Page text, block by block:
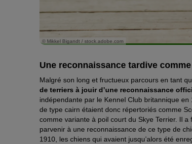
© Mikkel Bigandt / stock.adobe.com
Une reconnaissance tardive
Malgré son long et fructueux parcours en tant
de terriers à jouir d’une reconnaissance
indépendante par le Kennel Club britannique
de type cairn étaient donc répertoriés comme
comme variante à poil court du Skye Terrier. Il
parvenir à une reconnaissance de ce type de
1910, les chiens qui avaient jusqu’alors été